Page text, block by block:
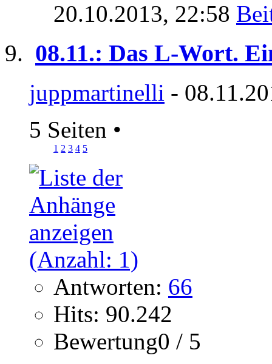
20.10.2013, 22:58
08.11.: Das L-Wort.
juppmartinelli -
5 Seiten •
1 2 3 4 5
Antworten: 66
Hits: 90.242
Bewertung0 / 5